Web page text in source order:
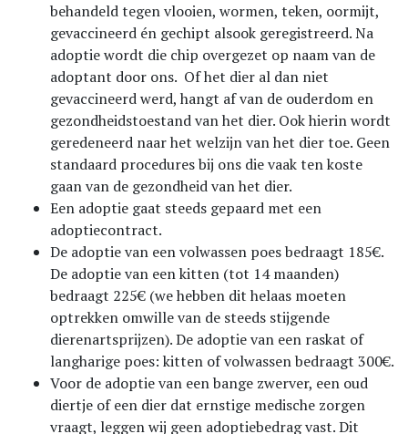
behandeld tegen vlooien, wormen, teken, oormijt,
gevaccineerd én gechipt alsook geregistreerd. Na
adoptie wordt die chip overgezet op naam van de
adoptant door ons. Of het dier al dan niet
gevaccineerd werd, hangt af van de ouderdom en
gezondheidstoestand van het dier. Ook hierin wordt
geredeneerd naar het welzijn van het dier toe. Geen
standaard procedures bij ons die vaak ten koste
gaan van de gezondheid van het dier.
Een adoptie gaat steeds gepaard met een
adoptiecontract.
De adoptie van een volwassen poes bedraagt 185€.
De adoptie van een kitten (tot 14 maanden)
bedraagt 225€ (we hebben dit helaas moeten
optrekken omwille van de steeds stijgende
dierenartsprijzen). De adoptie van een raskat of
langharige poes: kitten of volwassen bedraagt 300€.
Voor de adoptie van een bange zwerver, een oud
diertje of een dier dat ernstige medische zorgen
vraagt, leggen wij geen adoptiebedrag vast. Dit